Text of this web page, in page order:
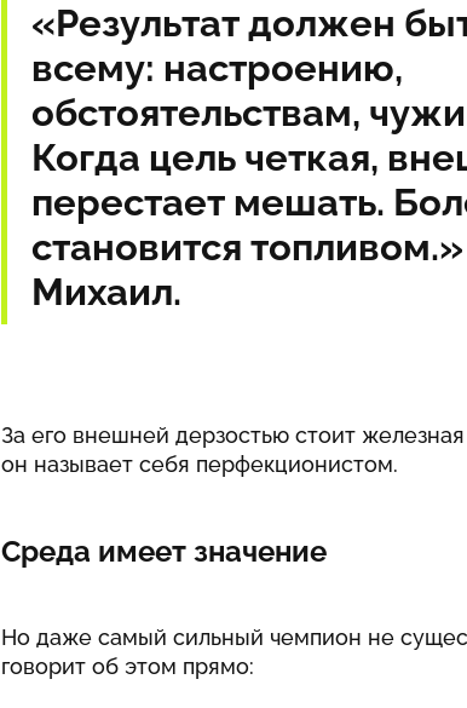
«Результат должен
всему: настроению,
обстоятельствам,
Когда цель четкая,
перестает мешать.
становится
Михаил.
За его внешней дерзостью стоит
он называет себя перфекционистом.
Среда имеет значение
Но даже самый сильный чемпион не
говорит об этом прямо: